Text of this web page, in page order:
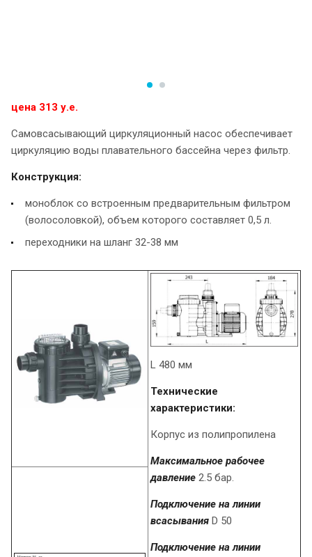
цена 313 у.е.
Самовсасывающий циркуляционный насос обеспечивает
циркуляцию воды плавательного бассейна через фильтр.
Конструкция:
моноблок со встроенным предварительным фильтром
(волосоловкой), объем которого составляет 0,5 л.
переходники на шланг 32-38 мм
L 480 мм
Технические
характеристики:
Корпус из полипропилена
Максимальное рабочее
давление 2.5 бар.
Подключение на линии
всасывания D 50
Подключение на линии